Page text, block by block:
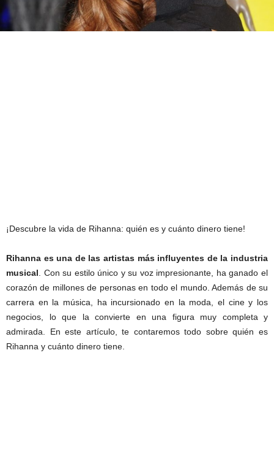
¡Descubre la vida de Rihanna: quién es y cuánto dinero tiene!
Rihanna es una de las artistas más influyentes de la industria
musical . Con su estilo único y su voz impresionante, ha ganado el
corazón de millones de personas en todo el mundo. Además de su
carrera en la música, ha incursionado en la moda, el cine y los
negocios, lo que la convierte en una figura muy completa y
admirada. En este artículo, te contaremos todo sobre quién es
Rihanna y cuánto dinero tiene.